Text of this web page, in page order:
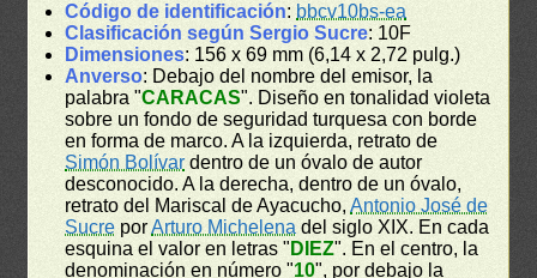
Código de identificación: bbcv10bs-ea
Clasificación según Sergio Sucre: 10F
Dimensiones: 156 x 69 mm (6,14 x 2,72 pulg.)
Anverso: Debajo del nombre del emisor, la
palabra "CARACAS". Diseño en tonalidad violeta
sobre un fondo de seguridad turquesa con borde
en forma de marco. A la izquierda, retrato de
Simón Bolívar dentro de un óvalo de autor
desconocido. A la derecha, dentro de un óvalo,
retrato del Mariscal de Ayacucho,Antonio José de
Sucre porArturo Michelena del siglo XIX. En cada
esquina el valor en letras " DIEZ". En el centro, la
denominación en número "10", por debajo la